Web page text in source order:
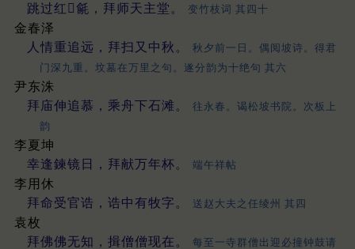
跳过红𣰽毹，拜师天主堂。
变竹枝词 其四十
金春泽
人情重追远，拜扫又中秋。
秋夕前一日。偶阅坡诗。得君
门深九重。坟墓在万里之句。遂分韵为十绝句 其六
尹东洙
拜庙伸追慕，乘舟下石滩。
往永春。谒松坡书院。次板上
韵
李夏坤
幸逢鍊镜日，拜献万年杯。
端午祥帖
李用休
拜命受官诰，诰中有牧字。
送赵大夫之任绫州 其四
袁枚
拜佛佛无知，揖僧僧现在。
每至一寺群僧出迎必撞钟鼓请